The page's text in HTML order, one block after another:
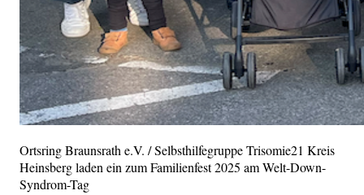
Ortsring Braunsrath e.V. / Selbsthilfegruppe Trisomie21 Kreis
Heinsberg laden ein zum Familienfest 2025 am Welt-Down-
Syndrom-Tag